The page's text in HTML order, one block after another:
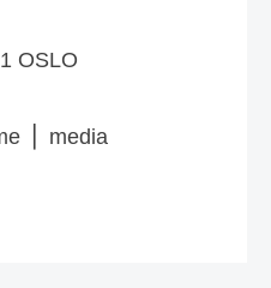
OSLO
⎪ media